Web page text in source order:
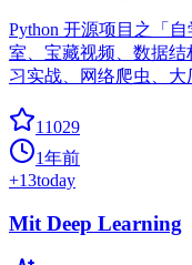
Python 开源项目之「
室、宝藏视频、数据
习实战、网络爬虫、大
11029
1年前
+13today
Mit Deep Learning